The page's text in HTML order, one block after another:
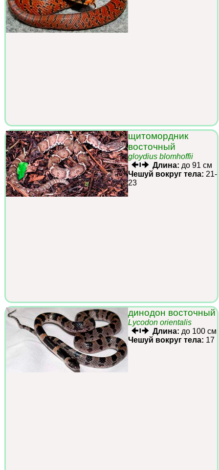
щитомордник
восточный
gloydius blomhoffii
Длина: до 91 см
Чешуй вокруг тела: 21-
23
динодон восточный
Lycodon orientalis
Длина: до 100 см
Чешуй вокруг тела: 17